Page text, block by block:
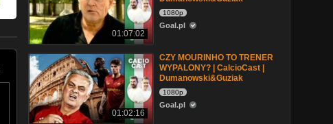
01:07:02
1080p
Goal.pl
01:02:16
CZY MOURINHO TO TRENER
WYPALONY? | CalcioCast |
Dumanowski&Guziak
1080p
Goal.pl